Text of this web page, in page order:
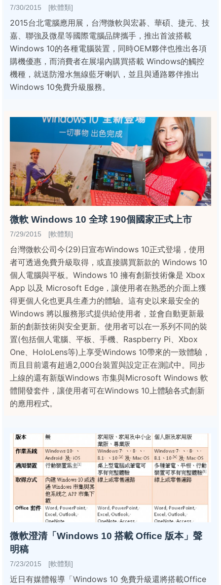
7/30/2015 [軟體類]
2015台北電腦應用展，台灣微軟與宏碁、華碩、捷元、技
嘉、聯強及微星等國際電腦品牌攜手，推出首波搭載
Windows 10的各種電腦裝置，同時OEM夥伴也推出各項
購機優惠，而消費者在展場內購買搭載 Windows的觸控
機種，就送防潑水無線藍牙喇叭，並且與通路夥伴推出
Windows 10免費升級服務。
微軟 Windows 10 全球 190個國家正式上市
7/29/2015 [軟體類]
台灣微軟公司今(29)日宣布Windows 10正式登場，使用
者可透過免費升級取得，或直接購買新款的 Windows 10
個人電腦與平板。Windows 10 擁有創新技術像是 Xbox
App 以及 Microsoft Edge，讓使用者在熟悉的介面上獲
得更個人化也更具生產力的體驗。這有史以來最安全的
Windows 將以服務形式提供給使用者，並會自動更新最
新的創新技術與安全更新。使用者可以在一系列不同的裝
置(包括個人電腦、平板、手機、Raspberry Pi、Xbox
One、HoloLens等)上享受Windows 10帶來的一致體驗，
而且目前還有超過2,000台裝置與設定正在測試中。同步
上線的還有新版Windows 市集與Microsoft Windows 軟
體開發套件，讓使用者可在Windows 10上體驗各式創新
的應用程式。
微軟澄清「Windows 10 搭載 Office 版本」聲
明稿
7/23/2015 [軟體類]
近日有媒體報導「Windows 10 免費升級還將搭載Office